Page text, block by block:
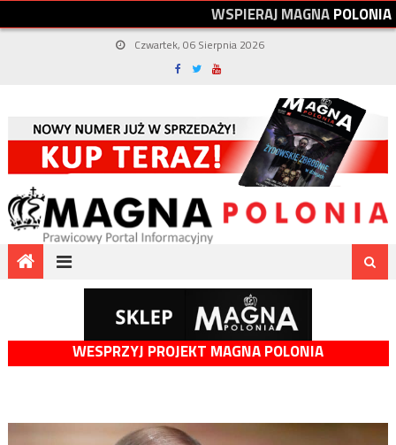
WSPIERAJMAGNAPOLONIA
Czwartek, 06 Sierpnia 2026
WESPRZYJ PROJEKT MAGNA POLONIA